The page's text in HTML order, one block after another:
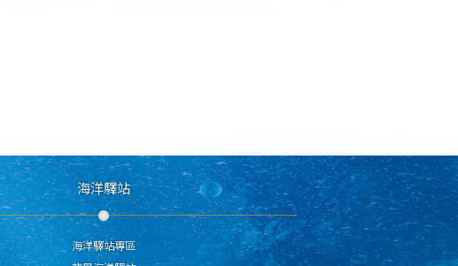
海洋驛站
海洋驛站專區